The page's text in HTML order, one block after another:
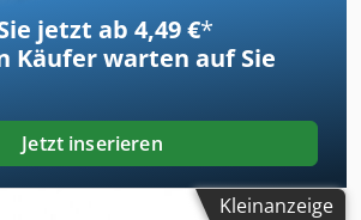
jetzt ab 4,49 €*
Käufer warten auf Sie
Jetzt inserieren
Kleinanzeige